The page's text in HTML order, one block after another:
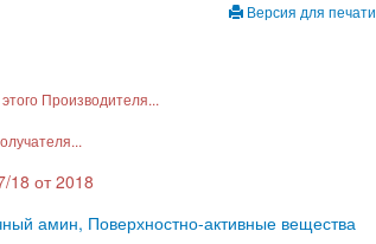
Версия для печати
Производителя...
18 от 2018
амин, Поверхностно-активные вещества